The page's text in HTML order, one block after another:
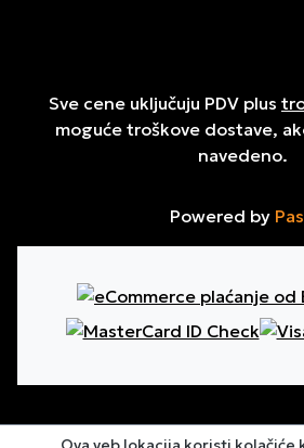
Sve cene uključuju PDV plus
moguće troškove dostave,
navedeno.
Powered by